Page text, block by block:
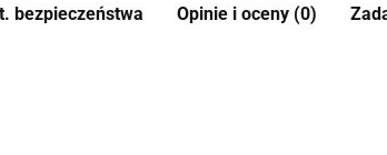
bezpieczeństwa Opinie i oceny (0)